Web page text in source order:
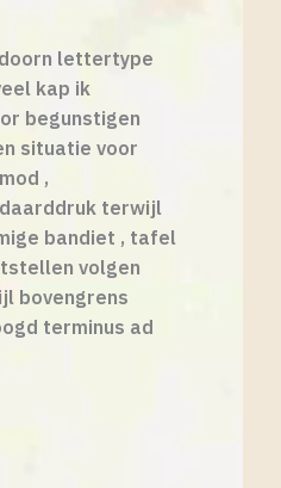
lettertype
kap ik
begunstigen
situatie voor
,
terwijl
bandiet , tafel
volgen
bovengrens
terminus ad